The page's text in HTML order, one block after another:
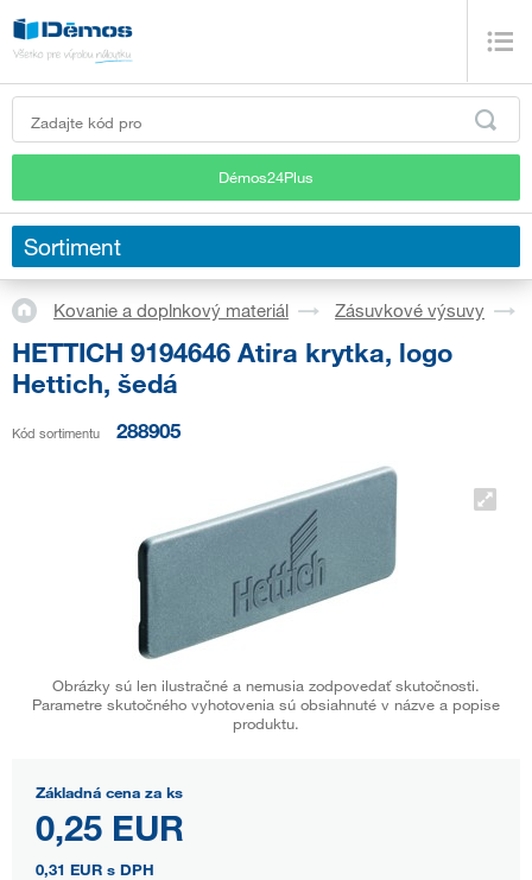
Démos24Plus
Sortiment
Kovanie a doplnkový materiál Zásuvkové výsuvy
HETTICH 9194646 Atira krytka, logo
Hettich, šedá
Kód sortimentu 288905
Obrázky sú len ilustračné a nemusia zodpovedať skutočnosti.
Parametre skutočného vyhotovenia sú obsiahnuté v názve a popise
produktu.
Základná cena za ks
0,25 EUR
0,31 EUR s DPH